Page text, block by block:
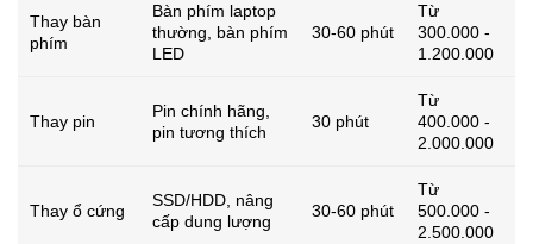
Thay bàn
phím
Bàn phím laptop
thường, bàn phím
LED
30-60 phút
Từ
300.000 -
1.200.000
Thay pin
Pin chính hãng,
pin tương thích
30 phút
Từ
400.000 -
2.000.000
Thay ổ cứng
SSD/HDD, nâng
cấp dung lượng
30-60 phút
Từ
500.000 -
2.500.000